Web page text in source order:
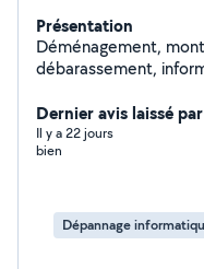
Présentation
Déménagement,
débarassement,
quelque chose, je
ne sais pas le faire, je
aider
Dernier avis laissé
Il y a 22 jours
bien
Dépannage